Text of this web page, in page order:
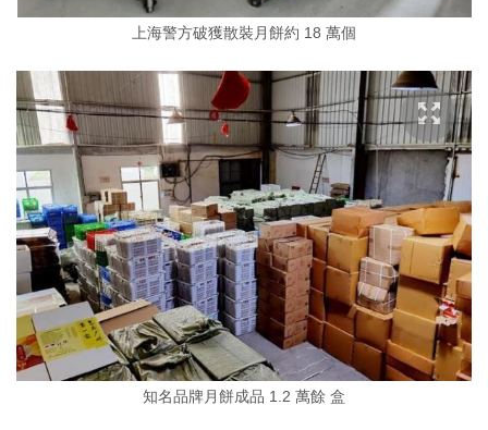
上海警方破獲散裝月餅約 18 萬個
知名品牌月餅成品 1.2 萬餘 盒